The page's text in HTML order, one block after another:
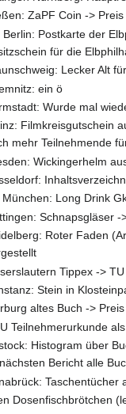
ZaPF Coin ->
Berlin: Postkarte der
für die
Lecker Alt
ein ö
Wurde mal
Filmkreisgutschein
mehr Teilnehmende
Wickingerhelm
München: Long Drink
Schnapsgläser -
Roter Faden
Tippex ->
Stein in
altes Buch ->
Teilnehmerurkunde
Histogram über
Bericht alle
Taschentücher
Dosenfischbrötchen